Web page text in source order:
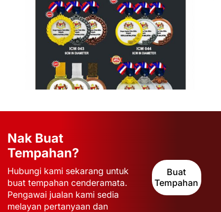
Nak Buat
Tempahan?
Hubungi kami sekarang untuk
buat tempahan cenderamata.
Pengawai jualan kami sedia
melayan pertanyaan dan
Buat
Tempahan